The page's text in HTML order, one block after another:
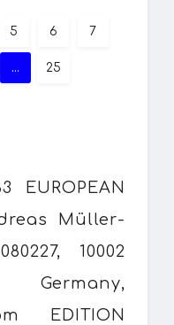
5 6 7
... 25
EUROPEAN
Müller-
10002
EDITION